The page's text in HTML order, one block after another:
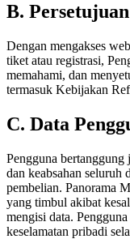
B.
Dengan mengakses
tiket atau registrasi,
memahami, dan
termasuk Kebijakan
C. Data
Pengguna bertanggung
dan keabsahan seluruh
pembelian. Panorama
yang timbul akibat
mengisi data.
keselamatan pribadi